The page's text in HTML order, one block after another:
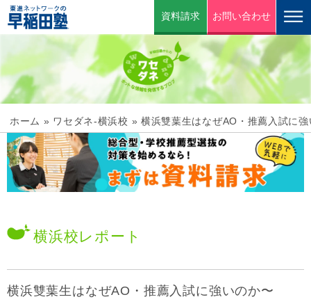
資料請求 お問い合わせ
ホーム » ワセダネ-横浜校 » 横浜雙葉生はなぜAO・推薦入試に
横浜校レポート
横浜雙葉生はなぜAO・推薦入試に強いのか〜